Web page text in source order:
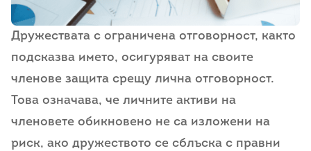
Дружествата с ограничена отговорност, както
подсказва името, осигуряват на своите
членове защита срещу лична отговорност.
Това означава, че личните активи на
членовете обикновено не са изложени на
риск, ако дружеството се сблъска с правни